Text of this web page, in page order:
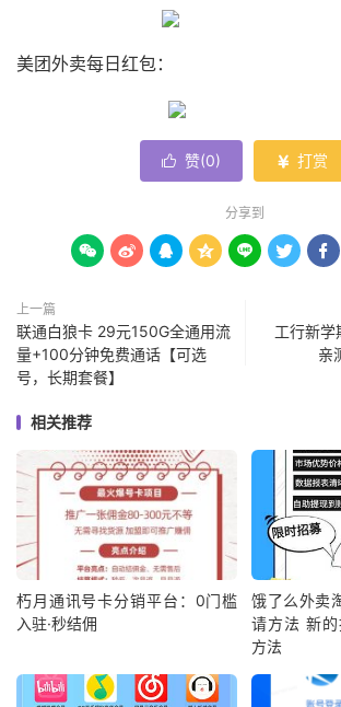
美团外卖每日红包：
 赞(0)  打赏
分享到
      
上一篇
联通白狼卡 29元150G全通用流
量+100分钟免费通话【可选
号，长期套餐】
工行新学
亲
相关推荐
朽月通讯号卡分销平台：0门槛
入驻·秒结佣
饿了么外卖
请方法 新
方法